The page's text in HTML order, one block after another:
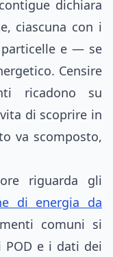
dichiara
ciascuna con i
e — se
Censire
ricadono su
di scoprire in
va scomposto,
riguarda gli
di energia da
comuni si
e i dati dei